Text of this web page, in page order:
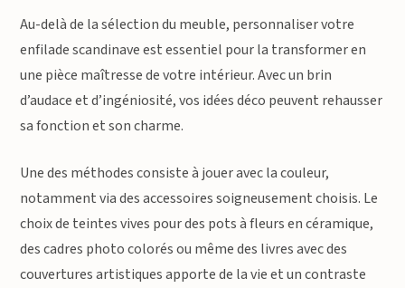
Au-delà de la sélection du meuble, personnaliser votre
enfilade scandinave est essentiel pour la transformer en
une pièce maîtresse de votre intérieur. Avec un brin
d’audace et d’ingéniosité, vos idées déco peuvent rehausser
sa fonction et son charme.
Une des méthodes consiste à jouer avec la couleur,
notamment via des accessoires soigneusement choisis. Le
choix de teintes vives pour des pots à fleurs en céramique,
des cadres photo colorés ou même des livres avec des
couvertures artistiques apporte de la vie et un contraste